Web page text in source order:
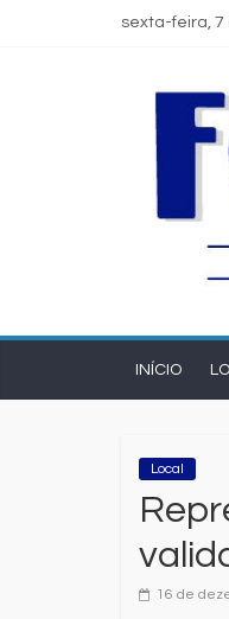
sexta-feira, 7
INÍCIO
Local
16 de